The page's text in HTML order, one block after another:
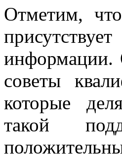
Отметим,
информации.
советы
которые
такой